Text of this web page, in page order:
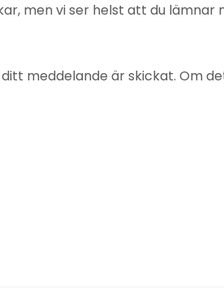
men vi ser helst att du
meddelande är skickat. Om